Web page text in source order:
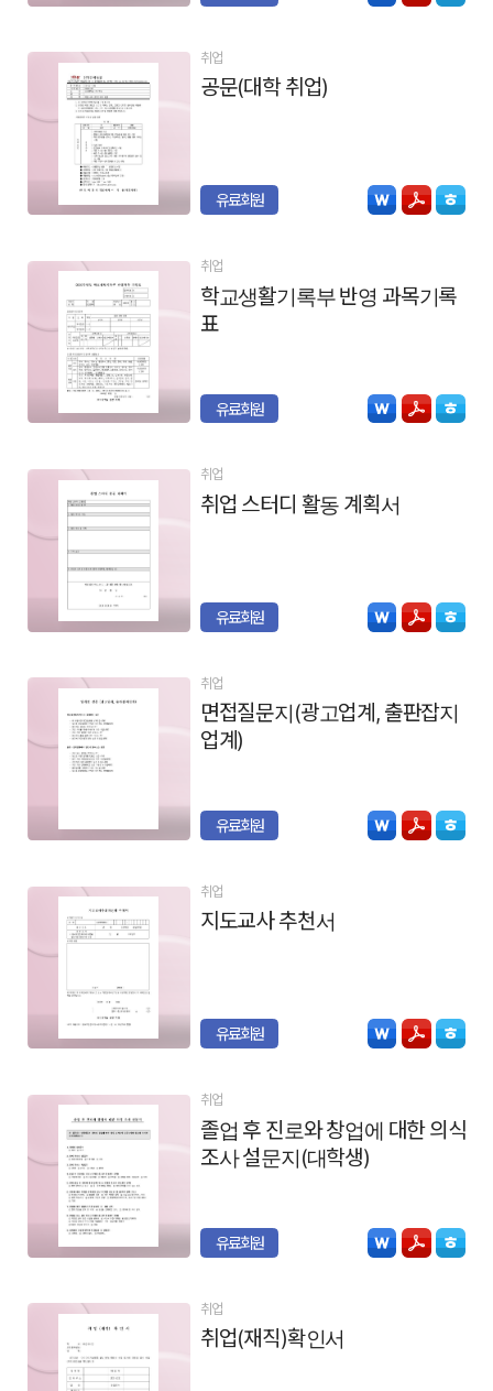
취업
공문(대학 취업)
유료회원
취업
학교생활기록부 반영 과목기록
표
유료회원
취업
취업 스터디 활동 계획서
유료회원
취업
면접질문지(광고업계, 출판잡지
업계)
유료회원
취업
지도교사 추천서
유료회원
취업
졸업 후 진로와 창업에 대한 의식
조사 설문지(대학생)
유료회원
취업
취업(재직)확인서